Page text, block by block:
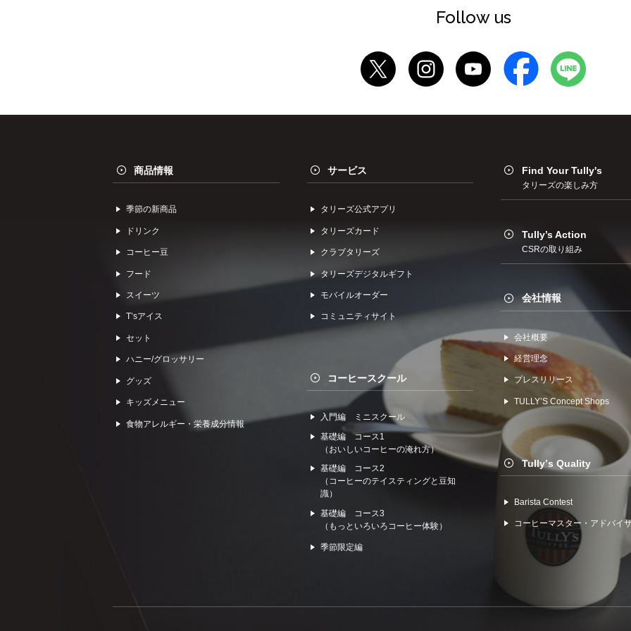
Follow us
商品情報
季節の新商品
ドリンク
コーヒー⾖
フード
スイーツ
Tʼsアイス
セット
ハニー/グロッサリー
グッズ
キッズメニュー
食物アレルギー・栄養成分情報
サービス
タリーズ公式アプリ
タリーズカード
クラブタリーズ
タリーズデジタルギフト
モバイルオーダー
コミュニティサイト
コーヒースクール
入門編 ミニスクール
基礎編 コース1
（おいしいコーヒーの淹れ方）
基礎編 コース2
（コーヒーのテイスティングと豆知
識）
基礎編 コース3
（もっといろいろコーヒー体験）
季節限定編
Find Your Tully's
タリーズの楽しみ方
Tully’s Action
CSRの取り組み
会社情報
会社概要
経営理念
プレスリリース
TULLYʼS Concept Shops
Tullyʼs Quality
Barista Contest
コーヒーマスター・アドバイ